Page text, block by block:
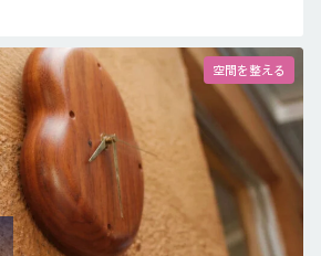
空間を整える